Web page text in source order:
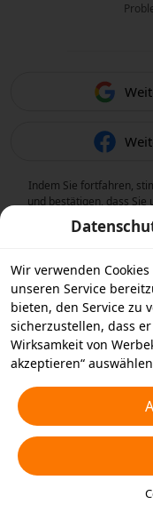
Indem Sie fortfahren,
und bestätigen, dass Sie
Wir verwenden
unseren Service
bieten, den Service zu
sicherzustellen, dass
Wirksamkeit von
akzeptieren“
ähnliche Technologien
speichern. Alternativ
nicht notwendige
Arten von Cookies Sie
indem Sie unten oder